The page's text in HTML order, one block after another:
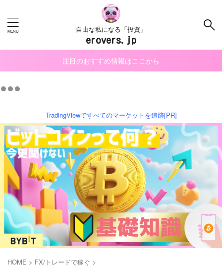
自由な私になる「投資」
erovers.jp
注目のおすすめ情報はここから
TradingViewですべてのマーケットを追跡[PR]
HOME > FX/トレードで稼ぐ >